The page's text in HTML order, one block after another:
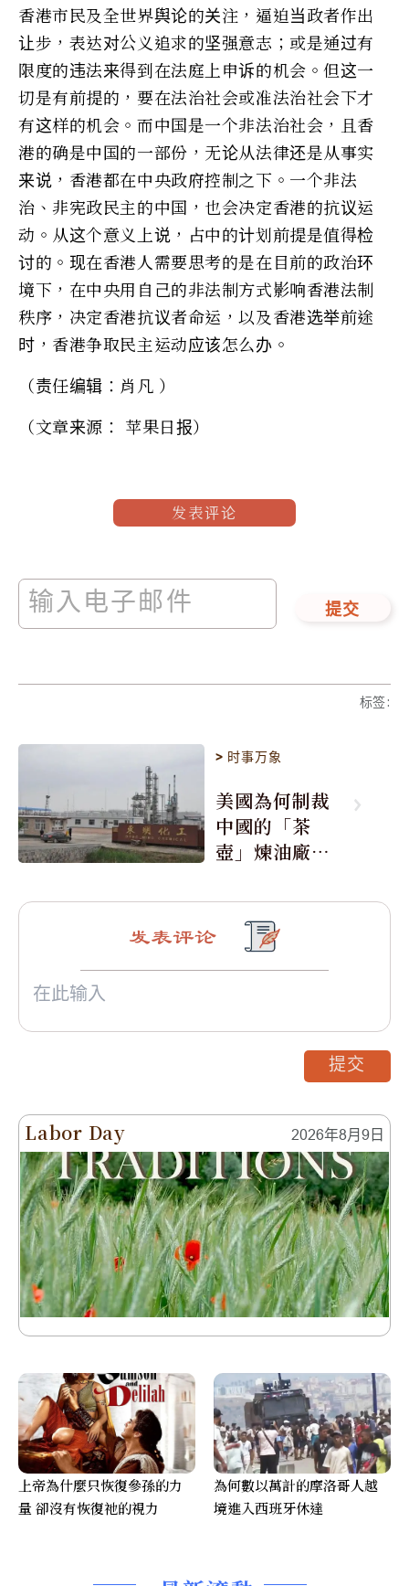
香港市民及全世界舆论的关注，逼迫当政者作出
让步，表达对公义追求的坚强意志；或是通过有
限度的违法来得到在法庭上申诉的机会。但这一
切是有前提的，要在法治社会或准法治社会下才
有这样的机会。而中国是一个非法治社会，且香
港的确是中国的一部份，无论从法律还是从事实
来说，香港都在中央政府控制之下。一个非法
治、非宪政民主的中国，也会决定香港的抗议运
动。从这个意义上说，占中的计划前提是值得检
讨的。现在香港人需要思考的是在目前的政治环
境下，在中央用自己的非法制方式影响香港法制
秩序，决定香港抗议者命运，以及香港选举前途
时，香港争取民主运动应该怎么办。
（责任编辑：肖凡 ）
（文章来源： 苹果日报）
发表评论
提交
标签:
> 时事万象
美國為何制裁
中國的「茶
壺」煉油廠與4
Labor Day 2026年8月9日
发表评论
提交
上帝為什麼只恢復參孫的力
量 卻沒有恢復祂的視力
為何數以萬計的摩洛哥人越
境進入西班牙休達